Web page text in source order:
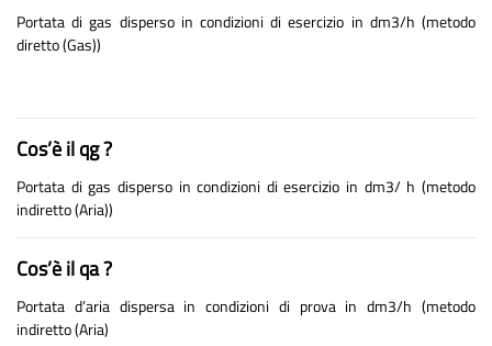
Portata di gas disperso in condizioni di esercizio in dm3/h (metodo
diretto (Gas))
Cos’è il qg ?
Portata di gas disperso in condizioni di esercizio in dm3/ h (metodo
indiretto (Aria))
Cos’è il qa ?
Portata d’aria dispersa in condizioni di prova in dm3/h (metodo
indiretto (Aria)